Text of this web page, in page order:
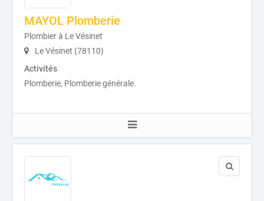
MAYOL Plomberie
Plombier à Le Vésinet
Le Vésinet (78110)
Activités
Plomberie, Plomberie générale.